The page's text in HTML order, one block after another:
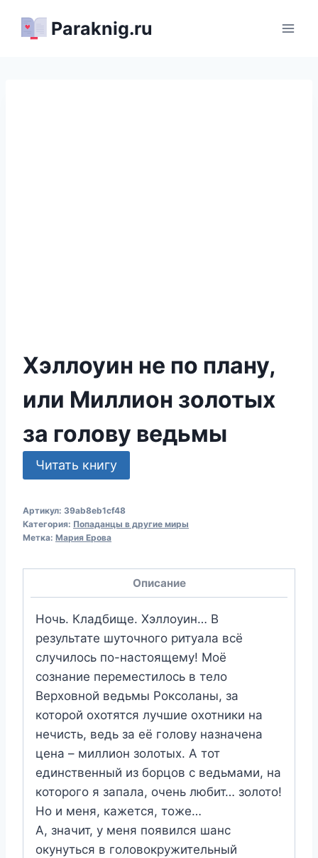
Paraknig.ru
Хэллоуин не по плану,
или Миллион золотых
за голову ведьмы
Читать книгу
Артикул: 39ab8eb1cf48
Категория: Попаданцы в другие миры
Метка: Мария Ерова
Описание
Ночь. Кладбище. Хэллоуин… В
результате шуточного ритуала всё
случилось по-настоящему! Моё
сознание переместилось в тело
Верховной ведьмы Роксоланы, за
которой охотятся лучшие охотники на
нечисть, ведь за её голову назначена
цена – миллион золотых. А тот
единственный из борцов с ведьмами, на
которого я запала, очень любит… золото!
Но и меня, кажется, тоже…
А, значит, у меня появился шанс
окунуться в головокружительный